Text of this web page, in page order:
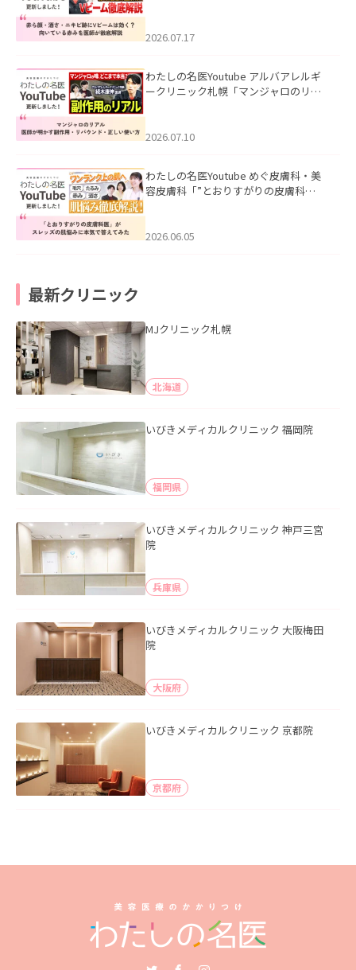
した。
2026.07.17
わたしの名医Youtube アルバアレルギ
ークリニック札幌「マンジャロのリア
た。
2026.07.10
わたしの名医Youtube めぐ皮膚科・美
容皮膚科「”とおりすがりの皮膚科
2026.06.05
最新クリニック
MJクリニック札幌
北海道
いびきメディカルクリニック 福岡院
福岡県
いびきメディカルクリニック 神戸三宮
院
兵庫県
いびきメディカルクリニック 大阪梅田
院
大阪府
いびきメディカルクリニック 京都院
京都府